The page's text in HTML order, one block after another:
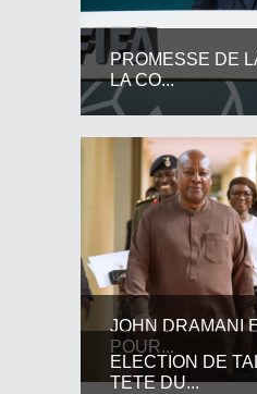
PROMESSE DE
LA CO...
JOHN DRAMANI
POUR...
ELECTION DE
TETE DU...